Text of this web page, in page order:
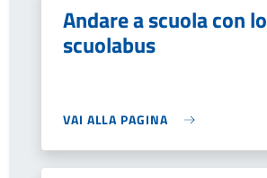
Andare a scuola con lo
scuolabus
VAI ALLA PAGINA